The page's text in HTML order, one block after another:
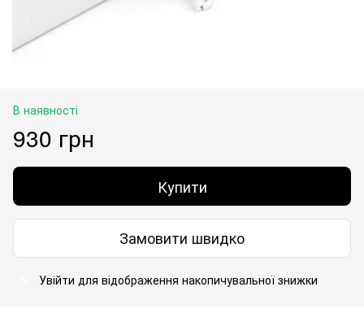
В наявності
930 грн
Купити
Замовити швидко
Увійти для відображення накопичувальної знижки